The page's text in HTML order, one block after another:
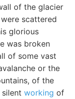
of the glacier
scattered
glorious
was broken
of some vast
or the
of the
working of